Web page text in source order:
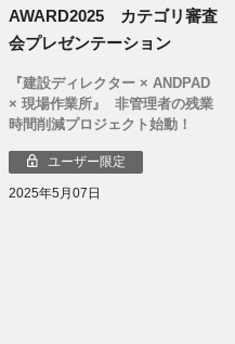
AWARD2025 カテゴリ審査
会プレゼンテーション
『建設ディレクター × ANDPAD
× 現場作業所』 非管理者の残業
時間削減プロジェクト始動！
ユーザー限定
2025年5月07日